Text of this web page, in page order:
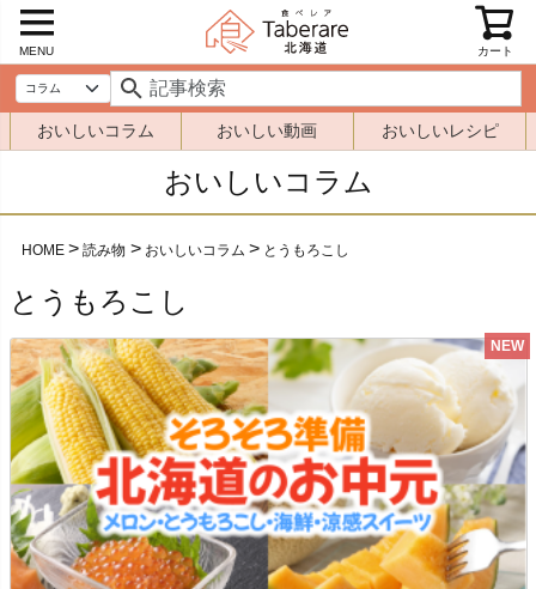
MENU カート
おいしいコラム おいしい動画 おいしいレシピ
おいしいコラム
HOME 読み物 おいしいコラム とうもろこし
とうもろこし
NEW